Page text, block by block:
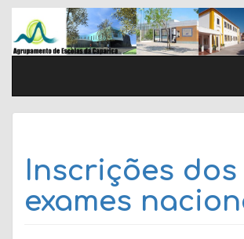
Skip
content
Inscrições dos
exames